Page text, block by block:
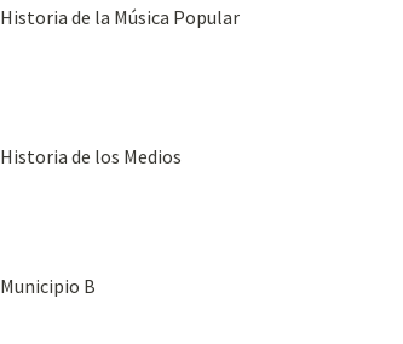
Historia de la Música Popular
Historia de los Medios
Municipio B